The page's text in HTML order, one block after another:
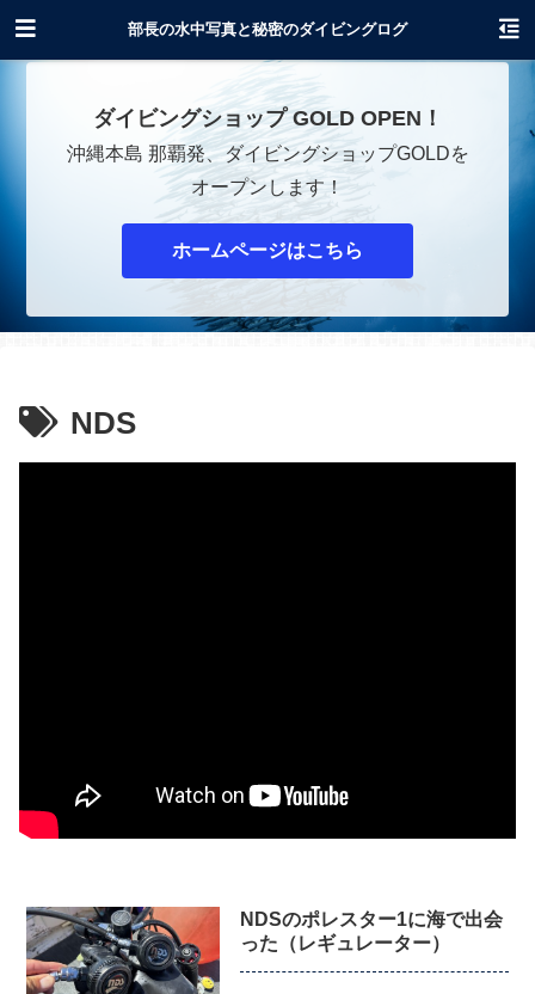
沖縄でダイビングショップOPENします！
ダイビングショップ GOLD OPEN！
沖縄本島 那覇発、ダイビングショップGOLDを
オープンします！
ホームページはこちら
NDS
NDSのポレスター1に海で出会
った（レギュレーター）
部長の水中写真と秘密のダイビングログ